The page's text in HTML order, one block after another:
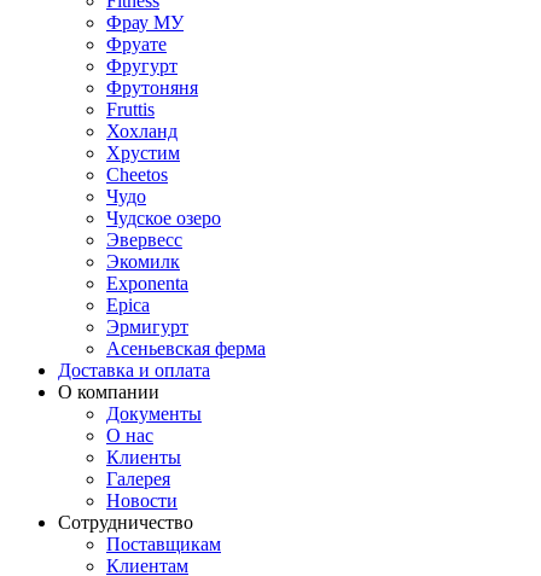
Фрау МУ
Фруате
Фругурт
Фрутоняня
Fruttis
Хохланд
Хрустим
Cheetos
Чудо
Чудское озеро
Эвервесс
Экомилк
Exponenta
Epica
Эрмигурт
Асеньевская ферма
Доставка и оплата
О компании
Документы
О нас
Клиенты
Галерея
Новости
Сотрудничество
Поставщикам
Клиентам